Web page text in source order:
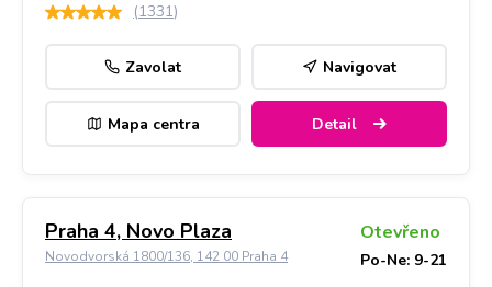
(1331)
Zavolat Navigovat
Mapa centra Detail
Praha 4, Novo Plaza
Novodvorská 1800/136, 142 00 Praha 4
Otevřeno
Po-Ne: 9-21